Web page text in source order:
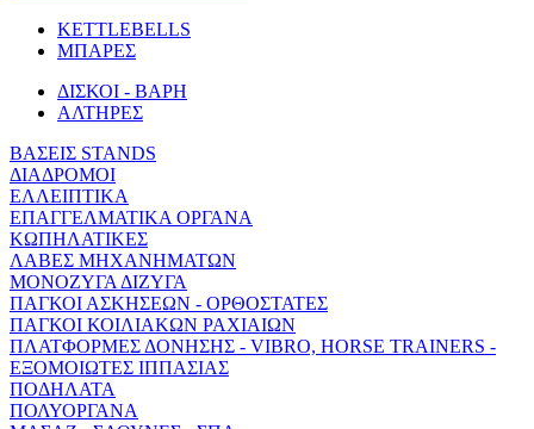
KETTLEBELLS
ΜΠΑΡΕΣ
ΔΙΣΚΟΙ - ΒΑΡΗ
ΑΛΤΗΡΕΣ
ΒΑΣΕΙΣ STANDS
ΔΙΑΔΡΟΜΟΙ
ΕΛΛΕΙΠΤΙΚΑ
ΕΠΑΓΓΕΛΜΑΤΙΚΑ ΟΡΓΑΝΑ
ΚΩΠΗΛΑΤΙΚΕΣ
ΛΑΒΕΣ ΜΗΧΑΝΗΜΑΤΩΝ
ΜΟΝΟΖΥΓΑ ΔΙΖΥΓΑ
ΠΑΓΚΟΙ ΑΣΚΗΣΕΩΝ - ΟΡΘΟΣΤΑΤΕΣ
ΠΑΓΚΟΙ ΚΟΙΛΙΑΚΩΝ ΡΑΧΙΑΙΩΝ
ΠΛΑΤΦΟΡΜΕΣ ΔΟΝΗΣΗΣ - VIBRO, HORSE TRAINERS -
ΕΞΟΜΟΙΩΤΕΣ ΙΠΠΑΣΙΑΣ
ΠΟΔΗΛΑΤΑ
ΠΟΛΥΟΡΓΑΝΑ